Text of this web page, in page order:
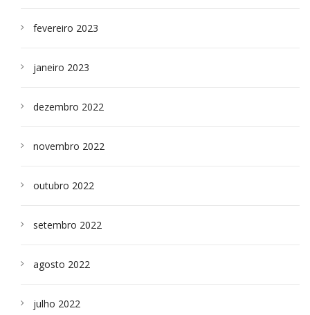
fevereiro 2023
janeiro 2023
dezembro 2022
novembro 2022
outubro 2022
setembro 2022
agosto 2022
julho 2022